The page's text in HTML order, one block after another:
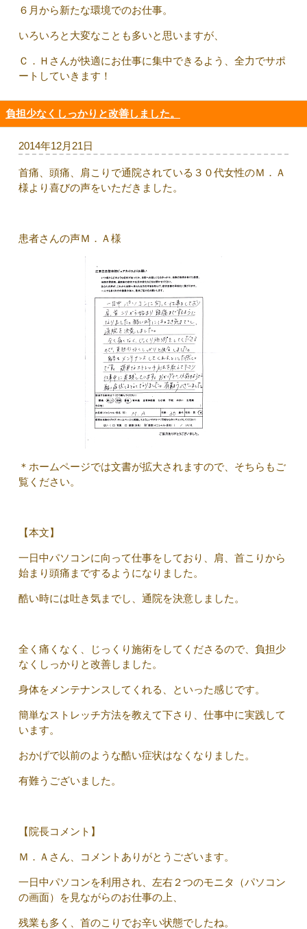
６月から新たな環境でのお仕事。
いろいろと大変なことも多いと思いますが、
Ｃ．Ｈさんが快適にお仕事に集中できるよう、全力でサポ
ートしていきます！
負担少なくしっかりと改善しました。
2014年12月21日
首痛、頭痛、肩こりで通院されている３０代女性のＭ．Ａ
様より喜びの声をいただきました。
患者さんの声Ｍ．Ａ様
＊ホームページでは文書が拡大されますので、そちらもご
覧ください。
【本文】
一日中パソコンに向って仕事をしており、肩、首こりから
始まり頭痛までするようになりました。
酷い時には吐き気までし、通院を決意しました。
全く痛くなく、じっくり施術をしてくださるので、負担少
なくしっかりと改善しました。
身体をメンテナンスしてくれる、といった感じです。
簡単なストレッチ方法を教えて下さり、仕事中に実践して
います。
おかげで以前のような酷い症状はなくなりました。
有難うございました。
【院長コメント】
Ｍ．Ａさん、コメントありがとうございます。
一日中パソコンを利用され、左右２つのモニタ（パソコン
の画面）を見ながらのお仕事の上、
残業も多く、首のこりでお辛い状態でしたね。